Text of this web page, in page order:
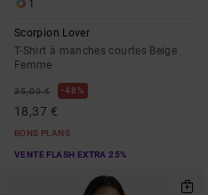
1
Scorpion Lover
T-Shirt à manches courtes Beige
Femme
35,00 € 48%
18,37 €
BONS PLANS
VENTE FLASH EXTRA 25%